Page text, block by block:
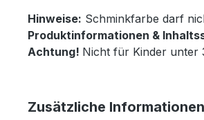
Hinweise: Schminkfarbe darf
Produktinformationen &
Achtung! Nicht für Kinder unter
Zusätzliche Informationen